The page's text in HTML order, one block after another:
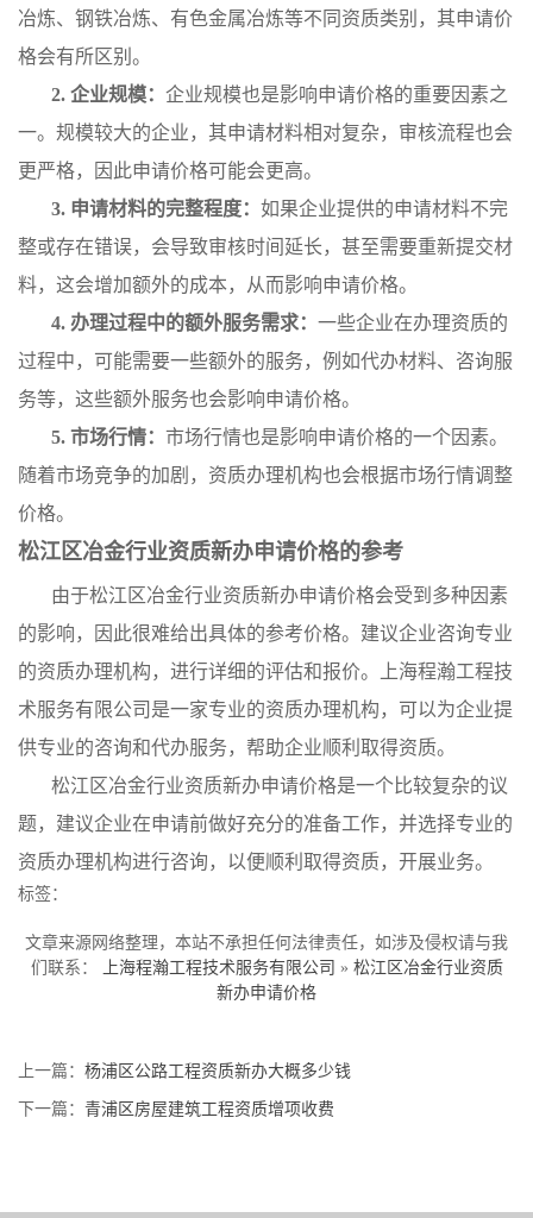
冶炼、钢铁冶炼、有色金属冶炼等不同资质类别，其申请价
格会有所区别。
2. 企业规模： 企业规模也是影响申请价格的重要因素之
一。规模较大的企业，其申请材料相对复杂，审核流程也会
更严格，因此申请价格可能会更高。
3. 申请材料的完整程度： 如果企业提供的申请材料不完
整或存在错误，会导致审核时间延长，甚至需要重新提交材
料，这会增加额外的成本，从而影响申请价格。
4. 办理过程中的额外服务需求： 一些企业在办理资质的
过程中，可能需要一些额外的服务，例如代办材料、咨询服
务等，这些额外服务也会影响申请价格。
5. 市场行情： 市场行情也是影响申请价格的一个因素。
随着市场竞争的加剧，资质办理机构也会根据市场行情调整
价格。
松江区冶金行业资质新办申请价格的参考
由于松江区冶金行业资质新办申请价格会受到多种因素
的影响，因此很难给出具体的参考价格。建议企业咨询专业
的资质办理机构，进行详细的评估和报价。上海程瀚工程技
术服务有限公司是一家专业的资质办理机构，可以为企业提
供专业的咨询和代办服务，帮助企业顺利取得资质。
松江区冶金行业资质新办申请价格是一个比较复杂的议
题，建议企业在申请前做好充分的准备工作，并选择专业的
资质办理机构进行咨询，以便顺利取得资质，开展业务。
标签：
文章来源网络整理，本站不承担任何法律责任，如涉及侵权请与我
们联系：
上海程瀚工程技术服务有限公司 » 松江区冶金行业资质
新办申请价格
上一篇： 杨浦区公路工程资质新办大概多少钱
下一篇： 青浦区房屋建筑工程资质增项收费